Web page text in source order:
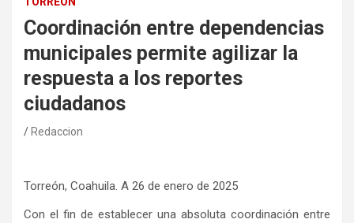
Coordinación entre dependencias
municipales permite agilizar la
respuesta a los reportes
ciudadanos
Redaccion
Torreón, Coahuila. A 26 de enero de 2025
Con el fin de establecer una absoluta coordinación entre